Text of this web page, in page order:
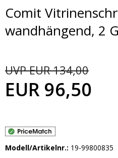
Comit
wandhängend, 2
EUR 96,50
UVP EUR 134,00
Modell/Artikelnr.: 19-99800835